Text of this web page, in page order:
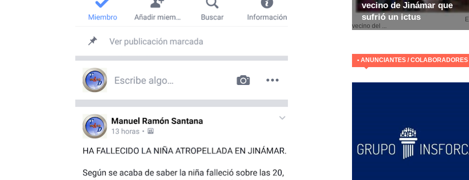
vecino de Jinámar que
sufrió un ictus
El
vecino del ...
• ANUNCIANTES / COLABORADORES